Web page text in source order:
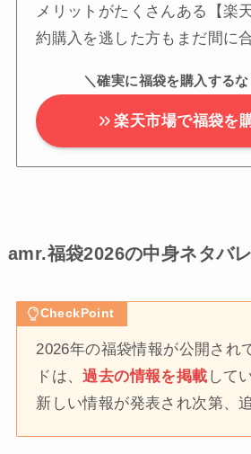
メリットがたくさんある【楽
約購入を逃した方もまだ間に
＼確実に福袋を購入する
楽天市場で福袋を
amr.福袋2026の中身ネタバレ
CheckPoint
2026年の福袋情報が公開され
ドは、過去の情報を掲載 して
新しい情報が発表され次第、